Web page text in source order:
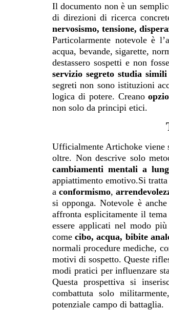
Il documento non è un
di direzioni di ricerca
nervosismo, tensione,
Particolarmente notevole è
acqua, bevande, sigarette,
destassero sospetti e non
servizio segreto studia
segreti non sono istituzioni
logica di potere. Creano
non solo da principi etici.
Ufficialmente Artichoke viene
oltre. Non descrive solo
cambiamenti mentali a
appiattimento emotivo.Si
a conformismo,
si opponga. Notevole è
affronta esplicitamente il tema
essere applicati nel modo
comecibo, acqua, bibite
normali procedure mediche,
motivi di sospetto. Queste
modi pratici per influenzare
Questa prospettiva si
combattuta solo
potenziale campo di battaglia.